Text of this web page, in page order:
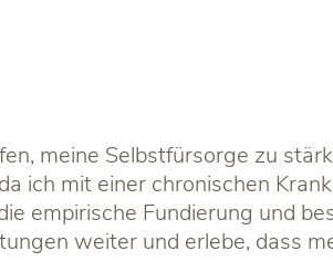
meine Selbstfürsorge zu
ich mit einer chronischen
empirische Fundierung und
weiter und erlebe, dass